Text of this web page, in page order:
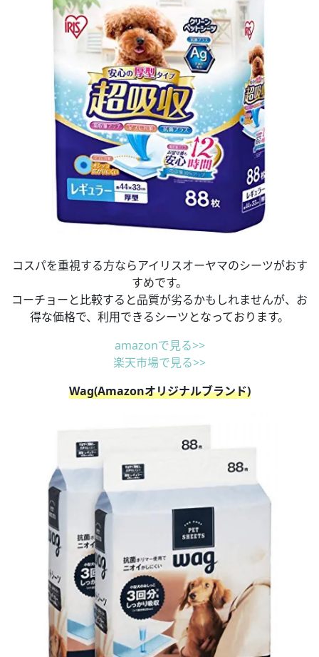
コスパを重視する方ならアイリスオーヤマのシーツがおす
すめです。
コーチョーと比較すると品質が劣るかもしれませんが、お
得な価格で、利用できるシーツとなっております。
amazonで見る>>
楽天市場で見る>>
Wag(Amazonオリジナルブランド)